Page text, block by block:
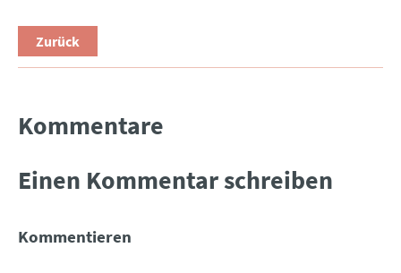
Zurück
Kommentare
Einen Kommentar schreiben
Kommentieren